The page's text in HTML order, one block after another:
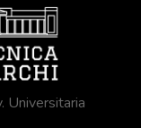
Universitaria